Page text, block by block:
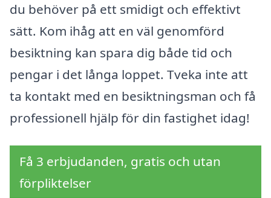
du behöver på ett smidigt och effektivt
sätt. Kom ihåg att en väl genomförd
besiktning kan spara dig både tid och
pengar i det långa loppet. Tveka inte att
ta kontakt med en besiktningsman och få
professionell hjälp för din fastighet idag!
Få 3 erbjudanden, gratis och utan
förpliktelser